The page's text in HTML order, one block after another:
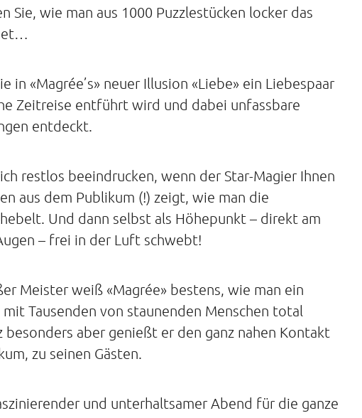
Sie, wie man aus 1000 Puzzlestücken locker das
in «Magrée’s» neuer Illusion «Liebe» ein Liebespaar
Zeitreise entführt wird und dabei unfassbare
entdeckt.
restlos beeindrucken, wenn der Star-Magier Ihnen
aus dem Publikum (!) zeigt, wie man die
Und dann selbst als Höhepunkt – direkt am
– frei in der Luft schwebt!
Meister weiß «Magrée» bestens, wie man ein
Tausenden von staunenden Menschen total
besonders aber genießt er den ganz nahen Kontakt
zu seinen Gästen.
und unterhaltsamer Abend für die ganze